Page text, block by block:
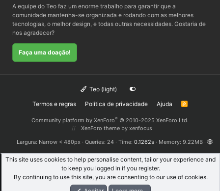
A equipe do Teo faz um enorme trabalho para garantir que a
comunidade mantenha-se organizada e rodando com as melhores
tecnologias, o melhor design, e todas outras necessidades. Gostaria de
nos agradecer?
Faça uma doação!
Teo (light)
Termos e regras
Política de privacidade Ajuda
R
Community platform by XenForo® © 2010-2025 XenForo Ltd.
XenForo theme by xenfocus
Largura
Queries 24 Time 0.1262s Memory 9.22MB
This site uses cookies to help personalise content, tailor your experience and
to keep you logged in if you register.
By continuing to use this site, you are consenting to our use of cookies.